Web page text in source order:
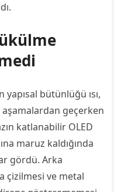
bütünlüğü ısı,
aşamalardan geçerken
katlanabilir OLED
maruz kaldığında
gördü. Arka
çizilmesi ve metal